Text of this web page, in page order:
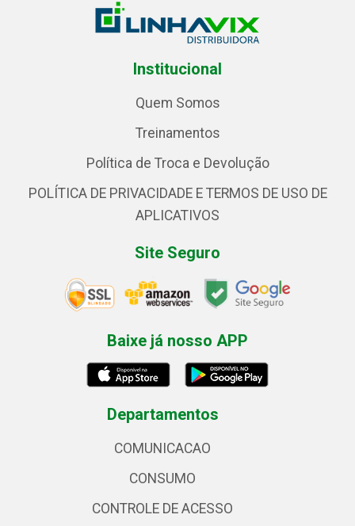
Institucional
Quem Somos
Treinamentos
Política de Troca e Devolução
POLÍTICA DE PRIVACIDADE E TERMOS DE USO DE
APLICATIVOS
Site Seguro
Baixe já nosso APP
Departamentos
COMUNICACAO
CONSUMO
CONTROLE DE ACESSO